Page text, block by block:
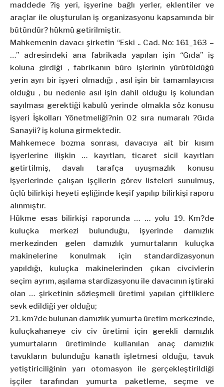
maddede ?iş yeri, işyerine bağlı yerler, eklentiler ve
araçlar ile oluşturulan iş organizasyonu kapsamında bir
bütündür? hükmü getirilmiştir.
Mahkemenin davacı şirketin “Eski .. Cad. No: 161_163 –
…” adresindeki ana fabrikada yapılan işin “Gıda” iş
koluna girdiği , fabrikanın büro işlerinin yürütüldüğü
yerin ayrı bir işyeri olmadığı , asıl işin bir tamamlayıcısı
olduğu , bu nedenle asıl işin dahil olduğu iş kolundan
sayılması gerektiği kabulü yerinde olmakla söz konusu
işyeri İşkolları Yönetmeliği?nin 02 sıra numaralı ?Gıda
Sanayii? iş koluna girmektedir.
Mahkemece bozma sonrası, davacıya ait bir kısım
işyerlerine ilişkin … kayıtları, ticaret sicil kayıtları
getirtilmiş, davalı tarafça uyuşmazlık konusu
işyerlerinde çalışan işçilerin görev listeleri sunulmuş,
üçlü bilirkişi heyeti eşliğinde keşif yapılıp bilirkişi raporu
alınmıştır.
Hükme esas bilirkişi raporunda … … yolu 19. Km?de
kuluçka merkezi bulunduğu, işyerinde damızlık
merkezinden gelen damızlıkyumurtaların kuluçka
makinelerine konulmak için standardizasyonun
yapıldığı, kuluçka makinelerinden çıkan civcivlerin
seçim ayrım, aşılama stardizasyonu ile davacının iştiraki
olan … şirketinin sözleşmeli üretimi yapılan çiftliklere
sevk edildiği yer olduğu;
21. km?de bulunan damızlık yumurta üretim merkezinde,
kuluçkahaneye civ civ üretimi için gerekli damızlık
yumurtaların üretiminde kullanılan anaç damızlık
tavukların bulunduğu kanatlı işletmesi olduğu, tavuk
yetiştiriciliğinin yarı otomasyon ile gerçekleştirildiği
işçiler tarafındanyumurta paketleme, seçme ve